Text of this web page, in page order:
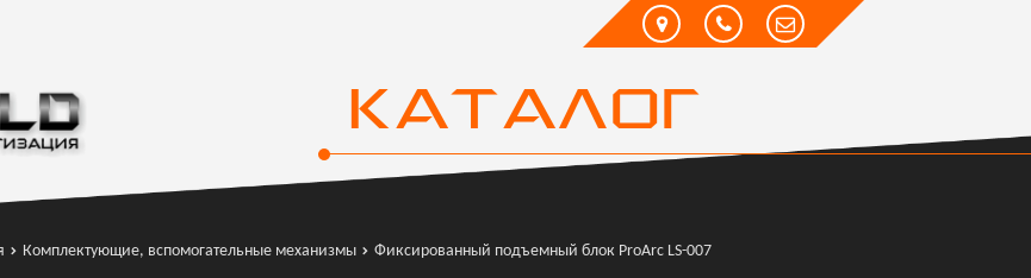
КАТАЛОГ
Комплектующие, вспомогательные механизмы Фиксированный подъемный блок ProArc LS-007